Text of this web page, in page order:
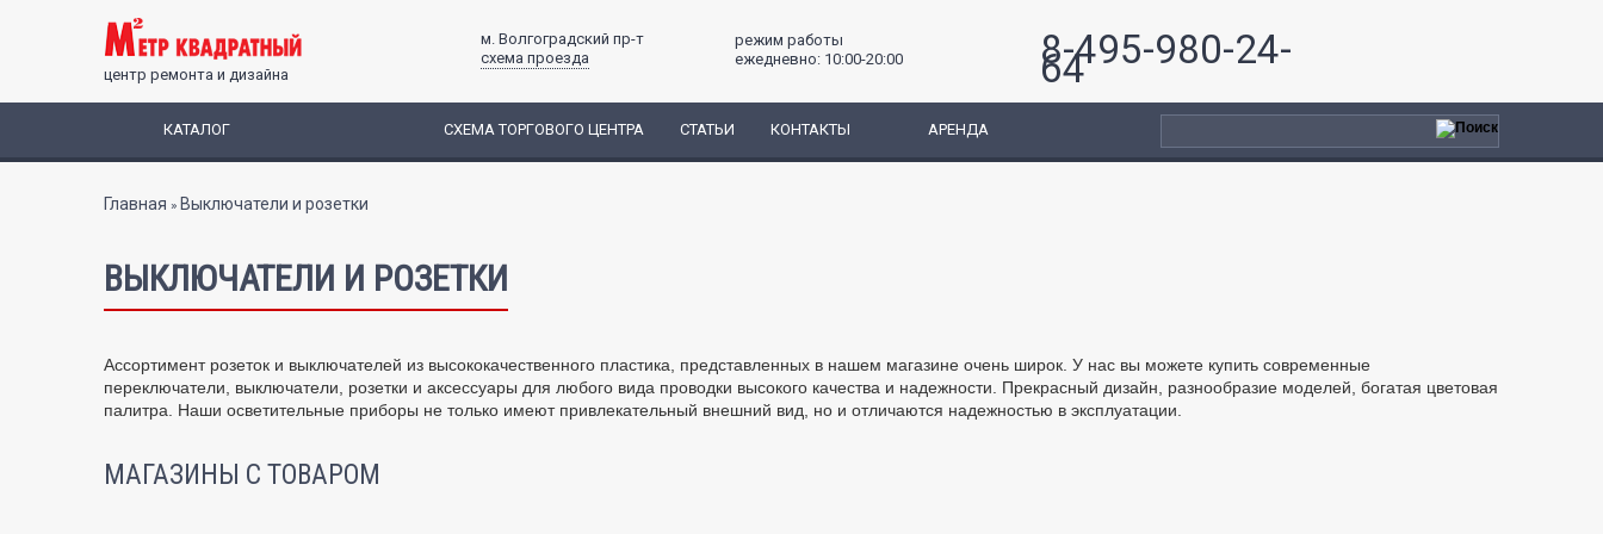
центр ремонта и дизайна
м. Волгоградский пр-т
схема проезда
режим работы
ежедневно: 10:00-20:00
8-495-980-24-
64
КАТАЛОГ СХЕМА ТОРГОВОГО ЦЕНТРА СТАТЬИ КОНТАКТЫ АРЕНДА
Вы здесь
Главная » Выключатели и розетки
ВЫКЛЮЧАТЕЛИ И РОЗЕТКИ
Ассортимент розеток и выключателей из высококачественного пластика, представленных в нашем магазине очень широк. У нас вы можете купить современные
переключатели, выключатели, розетки и аксессуары для любого вида проводки высокого качества и надежности. Прекрасный дизайн, разнообразие моделей, богатая цветовая
палитра. Наши осветительные приборы не только имеют привлекательный внешний вид, но и отличаются надежностью в эксплуатации.
МАГАЗИНЫ С ТОВАРОМ